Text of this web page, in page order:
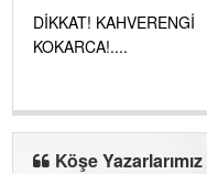
DİKKAT! KAHVERENGİ
KOKARCA!....
Köşe Yazarlarımız